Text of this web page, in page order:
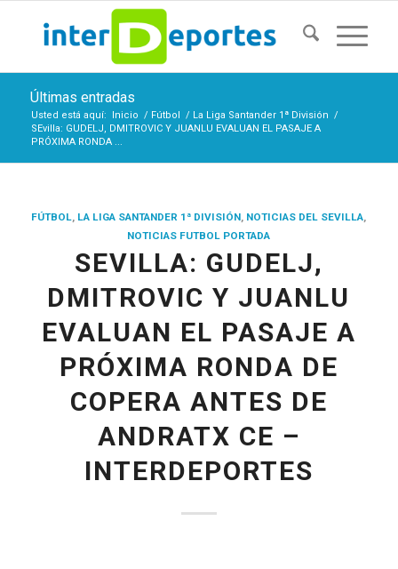
Últimas entradas
Usted está aquí: Inicio / Fútbol / La Liga Santander 1ª División /
SEvilla: GUDELJ, DMITROVIC Y JUANLU EVALUAN EL PASAJE A
PRÓXIMA RONDA ...
FÚTBOL, LA LIGA SANTANDER 1ª DIVISIÓN, NOTICIAS DEL SEVILLA,
NOTICIAS FUTBOL PORTADA
SEVILLA: GUDELJ,
DMITROVIC Y JUANLU
EVALUAN EL PASAJE A
PRÓXIMA RONDA DE
COPERA ANTES DE
ANDRATX CE –
INTERDEPORTES